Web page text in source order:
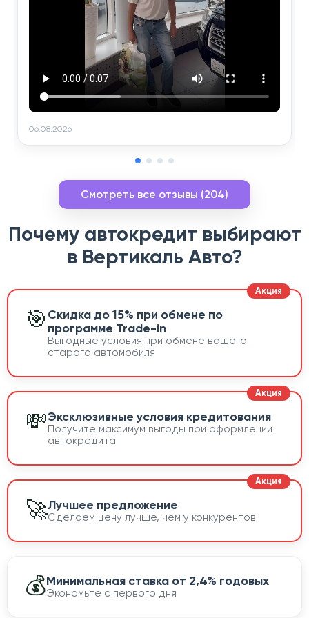
06.08.2026
Смотреть все отзывы (204)
Почему автокредит выбирают
в Вертикаль Авто?
🎯 Скидка до 15% при обмене по
программе Trade-in
Выгодные условия при обмене вашего
старого автомобиля
💸Эксклюзивные условия кредитования
Получите максимум выгоды при оформлении
автокредита
🚀Лучшее предложение
Сделаем цену лучше, чем у конкурентов
💰Минимальная ставка от 2,4% годовых
Экономьте с первого дня